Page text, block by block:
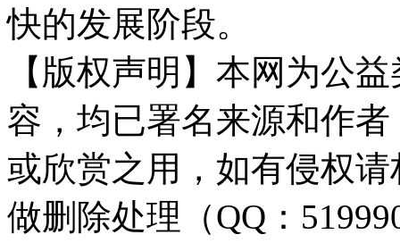
快的发展阶段。
【版权声明】本网为公
容，均已署名来源和作
或欣赏之用，如有侵权
做删除处理（QQ：